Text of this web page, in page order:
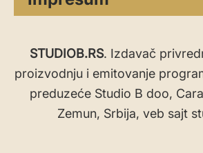
STUDIOB.RS. Izdavač
proizvodnju i emitovanje
preduzeće Studio B doo,
Zemun, Srbija, veb sajt